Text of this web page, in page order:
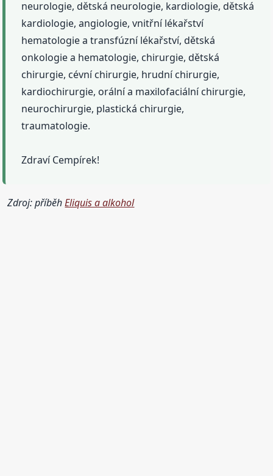
neurologie, dětská neurologie, kardiologie, dětská
kardiologie, angiologie, vnitřní lékařství
hematologie a transfúzní lékařství, dětská
onkologie a hematologie, chirurgie, dětská
chirurgie, cévní chirurgie, hrudní chirurgie,
kardiochirurgie, orální a maxilofaciální chirurgie,
neurochirurgie, plastická chirurgie,
traumatologie.
Zdraví Cempírek!
Zdroj: příběhEliquis a alkohol